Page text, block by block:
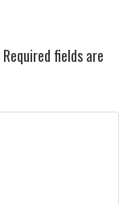
Required fields are